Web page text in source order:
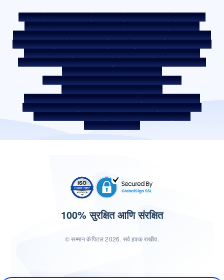
साईटमॅप फेअर प्रॅक्टिस कोड बेंचमार्क रेट्स KYC मार्गदर्शक तत्त्वे
डाउनलोड्स
सेल नोटीस
ऑक्शन पोर्टल कुकी पॉलिसी प्रायव्हसी पॉलिसी
अटी व शर्ती
व्हिसल ब्लोअर पॉलिसी
तक्रार पोस्ट करा तक्रार निवारण पॉलिसी
एन्व्हायरमेंट पॉलिसी
क्वॉलिटी पॉलिसी
सोशल मीडिया पॉलिसी अस्वीकृती इंटरेस्ट रेट
इंटरेस्ट रेट पॉलिसी
फी आणि अन्य शुल्क
आवश्यक डॉक्युमेंट प्रीपेमेंट शुल्क
ROI स्विच पॉलिसी
को-लेंडिंग पॉलिसी
को-लेंडिंग पार्टनरशिप
कर्जदाराचे शिक्षण - SMA/ NPA वर्गीकरण
कर्जदार जागरूकता - RBI ओम्बड्समॅन स्कीम
कर्जदार जागरूकता - प्रॉपर्टी डॉक्युमेंट्स हस्तांतरणाची प्रक्रिया
कॉर्पोरेट गव्हर्नन्स वरील अंतर्गत मार्गदर्शक तत्त्वे
SARFAESI कायदा 2002 अंतर्गत सुरक्षित मालमत्ता
बंद केलेले सर्व्हिस प्रदाता
डिजिटल सोर्सिंग पार्टनर
लिक्विडिटी रिस्क वरील डिस्क्लोजर
डिजिटल सर्व्हिसेस
सीकेवायसी जागरूकता व्हिडिओ
सीकेवायसी जागरुकता फोटो
CSR
भारतातील होम लोकेशन
100% सुरक्षित आणि संरक्षित
© सम्मान कॅपिटल 2026. सर्व हक्क राखीव.